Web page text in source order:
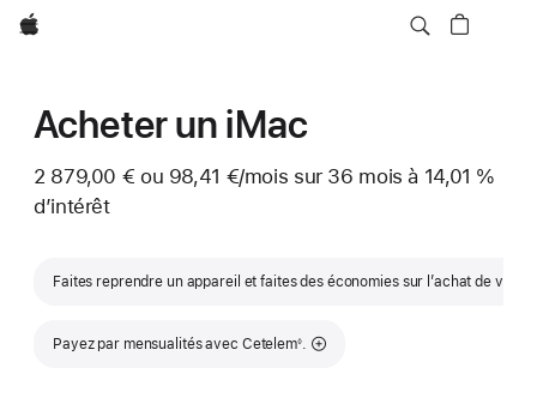
Apple
Acheter un iMac
2 879,00 € ou 98,41 €/mois par mois
sur 36 mois mois
à 14,01 %
d’intérêt
Faites reprendre un appareil et faites des économies sur l’achat de votre
Payez par mensualités avec Cetelem
Note de bas de page
◊.